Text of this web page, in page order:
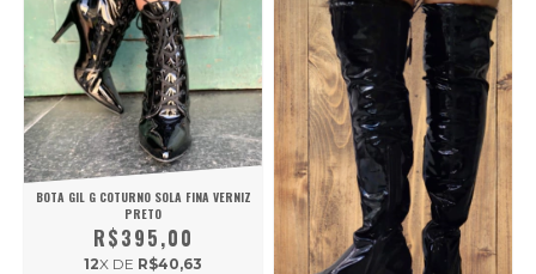
BOTA GIL G COTURNO SOLA FINA VERNIZ
PRETO
R$395,00
12X DE R$40,63